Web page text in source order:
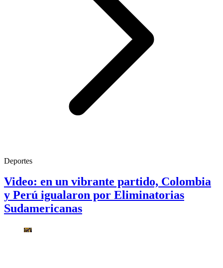
Deportes
Video: en un vibrante partido, Colombia
y Perú igualaron por Eliminatorias
Sudamericanas